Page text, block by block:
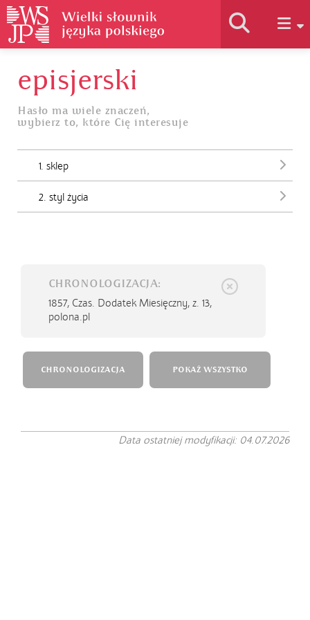
Historia słownika
Jak korzystać
episjerski
Hasło ma wiele znaczeń,
wybierz to, które Cię interesuje
1. sklep
2. styl życia
CHRONOLOGIZACJA:
1857, Czas. Dodatek Miesięczny, z. 13,
polona.pl
CHRONOLOGIZACJA POKAŻ WSZYSTKO
Data ostatniej modyfikacji: 04.07.2026